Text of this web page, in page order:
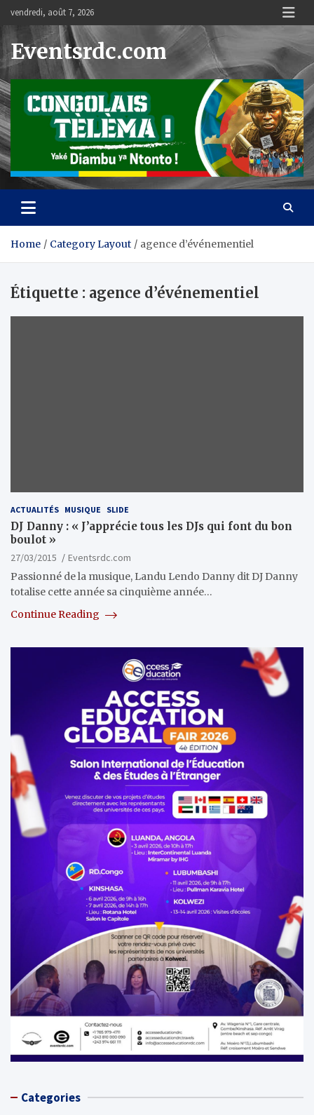
content
vendredi, août 7, 2026
Eventsrdc.com
Home Category Layout agence d’événementiel
Étiquette : agence d’événementiel
ACTUALITÉS MUSIQUE SLIDE
DJ Danny : « J’apprécie tous les DJs qui font du bon
boulot »
27/03/2015
Eventsrdc.com
Passionné de la musique, Landu Lendo Danny dit DJ Danny
totalise cette année sa cinquième année…
Continue Reading
Categories